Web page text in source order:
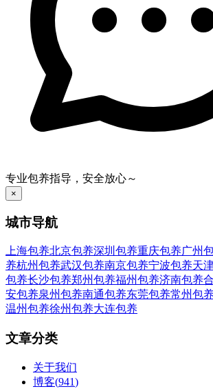
专业包养指导，安全放心～
×
城市导航
上海包养北京包养深圳包养重庆包养广州
养杭州包养武汉包养南京包养宁波包养天
包养长沙包养郑州包养福州包养济南包养
安包养泉州包养南通包养东莞包养常州包
温州包养徐州包养大连包养
文章分类
关于我们
博客(941)